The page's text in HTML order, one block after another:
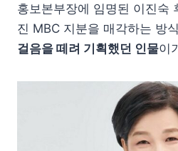
홍보본부장에 임명된 이진숙
진 MBC 지분을 매각하는 방
걸음을 떼려 기획했던 인물이